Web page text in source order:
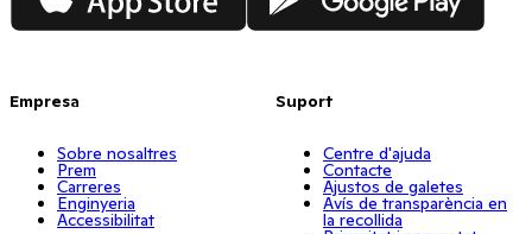
Empresa
Sobre nosaltres
Prem
Carreres
Enginyeria
Accessibilitat
Suport
Centre d'ajuda
Contacte
Ajustos de galetes
Avís de transparència en
la recollida